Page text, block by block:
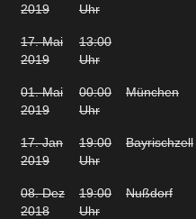
2019
Uhr
17. Mai
2019
13:00
Uhr
01. Mai
2019
00:00
Uhr
München
17. Jan
2019
19:00
Uhr
Bayrischzell
08. Dez
2018
19:00
Uhr
Nußdorf